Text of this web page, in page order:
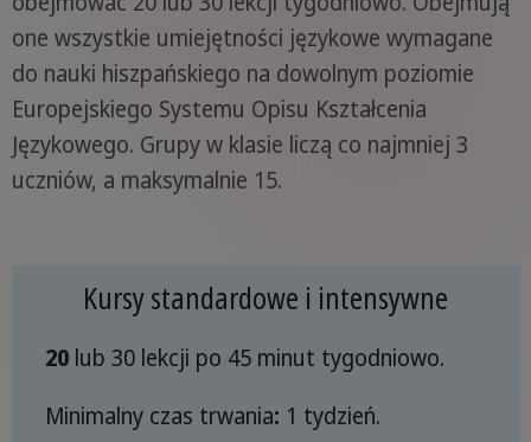
one wszystkie umiejętności językowe wymagane
do nauki hiszpańskiego na dowolnym poziomie
Europejskiego Systemu Opisu Kształcenia
Językowego. Grupy w klasie liczą co najmniej 3
uczniów, a maksymalnie 15.
Kursy standardowe i intensywne
20 lub 30 lekcji po 45 minut tygodniowo.
Minimalny czas trwania: 1 tydzień.